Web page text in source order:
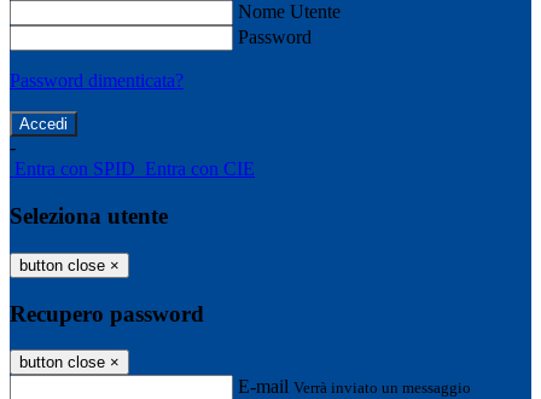
Nome Utente
Password
Password dimenticata?
-
Entra con SPID Entra con CIE
Seleziona utente
button close ×
Recupero password
button close ×
E-mail Verrà inviato un messaggio